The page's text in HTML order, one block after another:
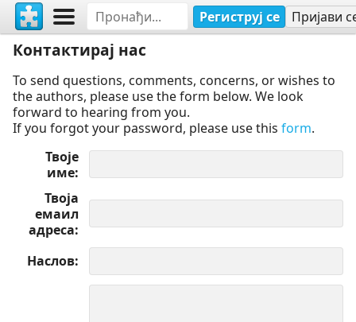
Региструј се Пријави
Контактирај нас
To send questions, comments, concerns, or wishes to
the authors, please use the form below. We look
forward to hearing from you.
If you forgot your password, please use this form.
Твоје
име
Твоја
емаил
адреса
Наслов